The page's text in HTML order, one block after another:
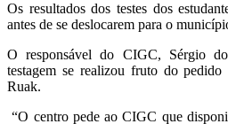
Os resultados dos testes dos
antes de se deslocarem para o
O responsável do CIGC, Sérgio
testagem se realizou fruto do
Ruak.
“O centro pede ao CIGC que